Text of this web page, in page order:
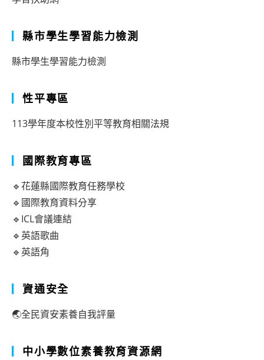
縣市學生學習能力檢測
縣市學生學習能力檢測
性平專區
113學年度本校性別平等教育相關法規
國際教育專區
🔹花蓮縣國際教育任務學校
🔹國際教育資料分享
🔹ICL會議連結
🔹英語歌曲
🔹英語角
資通安全
🌏全民資安素養自我評量
中小學數位素養教育資源網